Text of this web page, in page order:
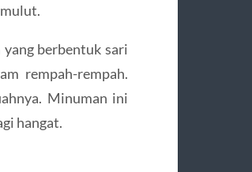
berbentuk sari
rempah-rempah.
Minuman ini
hangat.